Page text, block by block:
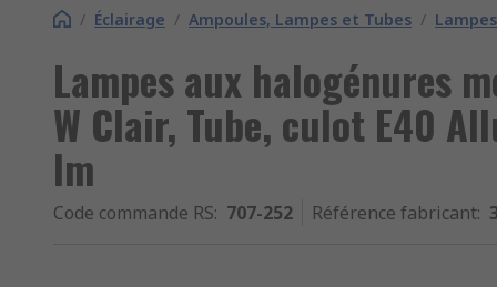
/ Éclairage / Ampoules, Lampes et Tubes /
Lampes aux halogénures
W Clair, Tube, culot E40
lm
Code commande RS: 707-252 Référence fabricant: